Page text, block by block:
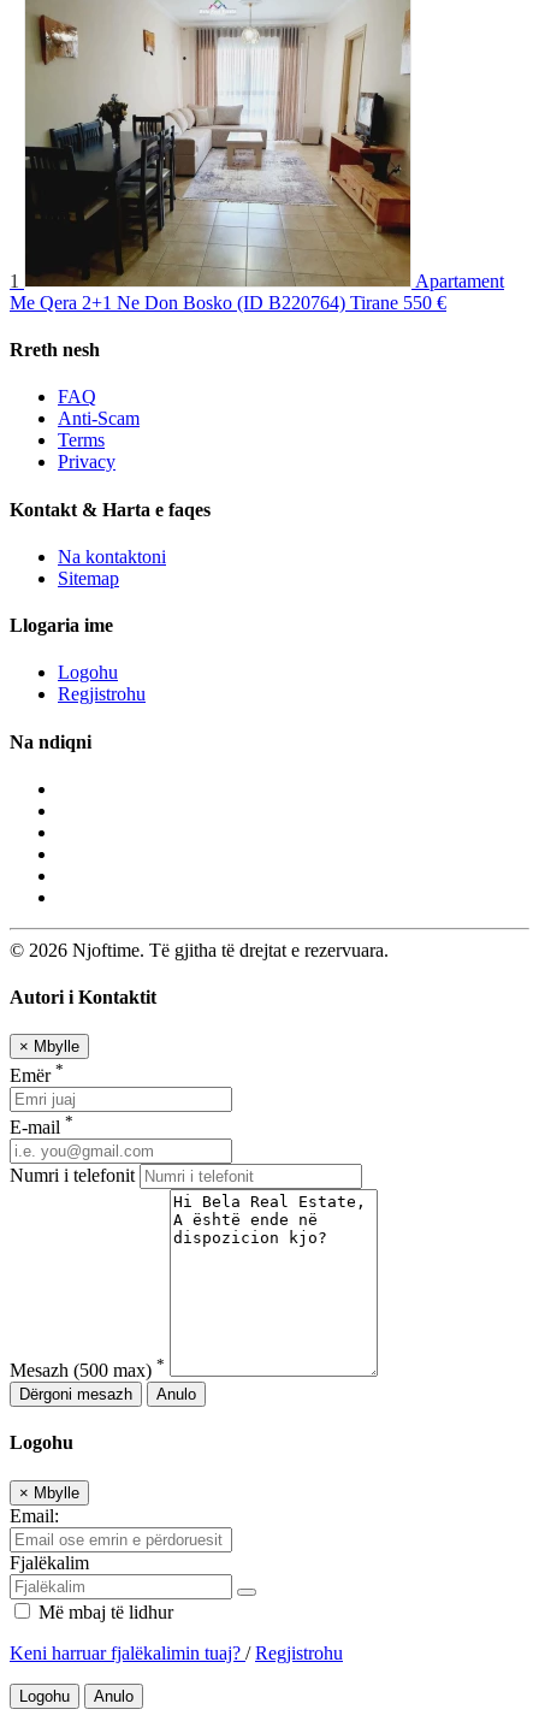
1
Apartament
Me Qera 2+1 Ne Don Bosko (ID B220764) Tirane 550 €
Rreth nesh
FAQ
Anti-Scam
Terms
Privacy
Kontakt & Harta e faqes
Na kontaktoni
Sitemap
Llogaria ime
Logohu
Regjistrohu
Na ndiqni
© 2026 Njoftime. Të gjitha të drejtat e rezervuara.
Autori i Kontaktit
× Mbylle
Emër *
E-mail *
Numri i telefonit
Mesazh (500 max) *
Dërgoni mesazh
Anulo
Logohu
× Mbylle
Email:
Fjalëkalim
Më mbaj të lidhur
Keni harruar fjalëkalimin tuaj? /Regjistrohu
Logohu Anulo